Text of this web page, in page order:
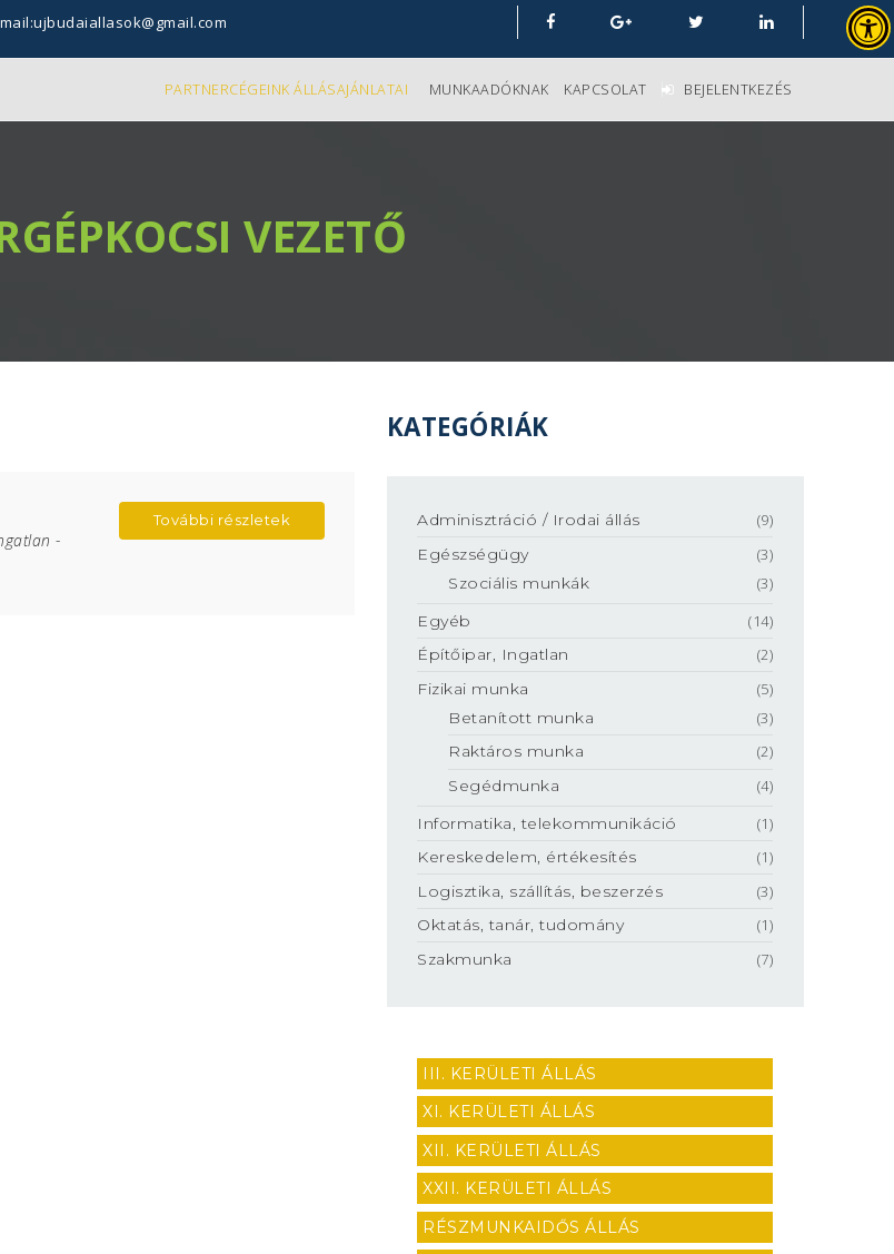
PARTNERCÉGEINK ÁLLÁSAJÁNLATAI MUNKAADÓKNAK KAPCSOLAT BEJELENTKEZÉS
VEZETŐ
-
További részletek
KATEGÓRIÁK
Adminisztráció / Irodai állás
(9)
Egészségügy
(3)
Szociális munkák
(3)
Egyéb
(14)
Építőipar, Ingatlan
(2)
Fizikai munka
(5)
Betanított munka
(3)
Raktáros munka
(2)
Segédmunka
(4)
Informatika, telekommunikáció
(1)
Kereskedelem, értékesítés
(1)
Logisztika, szállítás, beszerzés
(3)
Oktatás, tanár, tudomány
(1)
Szakmunka
(7)
III. KERÜLETI ÁLLÁS
XI. KERÜLETI ÁLLÁS
XII. KERÜLETI ÁLLÁS
XXII. KERÜLETI ÁLLÁS
RÉSZMUNKAIDŐS ÁLLÁS